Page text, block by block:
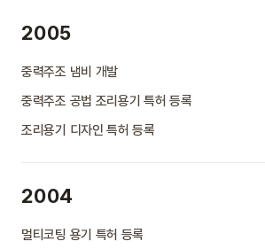
2005
중력주조 냄비 개발
중력주조 공법 조리용기 특허 등록
조리용기 디자인 특허 등록
2004
멀티코팅 용기 특허 등록